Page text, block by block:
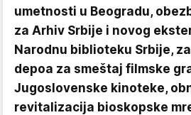
umetnosti u Beogradu,
za Arhiv Srbije i novog
Narodnu biblioteku Srbije,
depoa za smeštaj filmske
Jugoslovenske kinoteke,
revitalizacija bioskopske